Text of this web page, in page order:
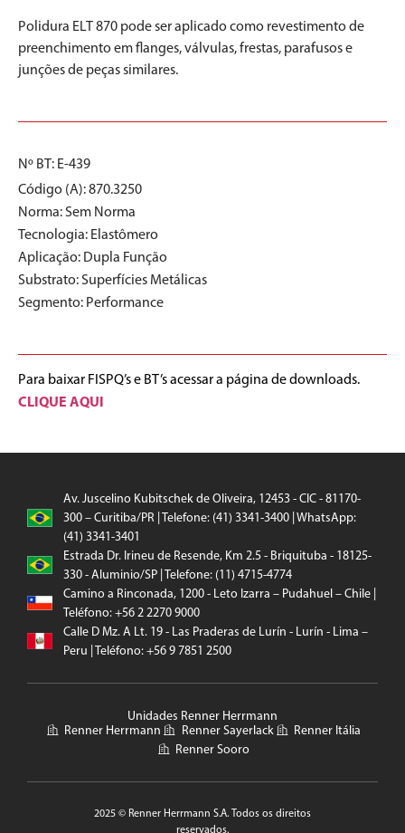
Polidura ELT 870 pode ser aplicado como revestimento de
preenchimento em flanges, válvulas, frestas, parafusos e
junções de peças similares.
Nº BT: E-439
Código (A): 870.3250
Norma:Sem Norma
Tecnologia: Elastômero
Aplicação: Dupla Função
Substrato:Superfícies Metálicas
Segmento: Performance
Para baixar FISPQ’s e BT’s acessar a página de downloads.
CLIQUE AQUI
Av. Juscelino Kubitschek de Oliveira, 12453 - CIC - 81170-
300 – Curitiba/PR | Telefone: (41) 3341-3400 | WhatsApp:
(41) 3341-3401
Estrada Dr. Irineu de Resende, Km 2.5 - Briquituba - 18125-
330 - Aluminio/SP | Telefone: (11) 4715-4774
Camino a Rinconada, 1200 - Leto Izarra – Pudahuel – Chile |
Teléfono: +56 2 2270 9000
Calle D Mz. A Lt. 19 - Las Praderas de Lurín - Lurín - Lima –
Peru | Teléfono: +56 9 7851 2500
Unidades Renner Herrmann
Renner Herrmann
Renner Sayerlack
Renner Itália
Renner Sooro
2025 © Renner Herrmann S.A. Todos os direitos
reservados.